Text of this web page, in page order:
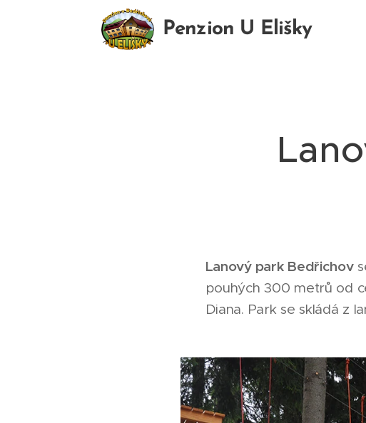
Penzion U Elišky
Lanový park Bedřichov
pouhých 300 metrů od
Diana. Park se skládá z